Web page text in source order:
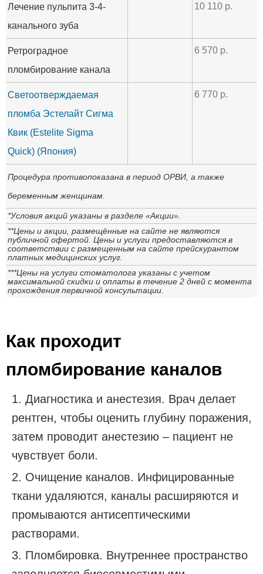
Лечение пульпита 3-4-
канального зуба
10 110 р.
Ретроградное
пломбирование канала
6 570 р.
Светоотверждаемая
пломба Эстелайт Сигма
Квик (Estelite Sigma
Quick) (Япония)
6 770 р.
Процедура противопоказана в период ОРВИ, а также
беременным женщинам.
*Условия акций указаны в разделе «Акции».
**Цены и акции, размещённые на сайте не являются
публичной офертой. Цены и услуги предоставляются в
соответствии с размещенным на сайте прейскурантом
платных медицинских услуг.
***Цены на услуги стоматолога указаны с учетом
максимальной скидки и оплаты в течение 2 дней с момента
прохождения первичной консультации.
Как проходит
пломбирование каналов
Диагностика и анестезия. Врач делает
рентген, чтобы оценить глубину поражения,
затем проводит анестезию – пациент не
чувствует боли.
Очищение каналов. Инфицированные
ткани удаляются, каналы расширяются и
промываются антисептическими
растворами.
Пломбировка. Внутреннее пространство